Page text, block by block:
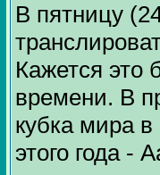
В пятницу
Кажется это
времени. В
кубка мира
этого года -